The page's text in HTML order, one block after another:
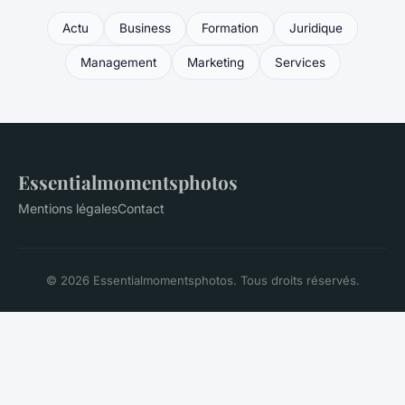
Actu Business Formation Juridique
Management Marketing Services
Essentialmomentsphotos
Mentions légalesContact
© 2026 Essentialmomentsphotos. Tous droits réservés.